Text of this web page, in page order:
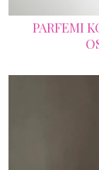
PARFEMI